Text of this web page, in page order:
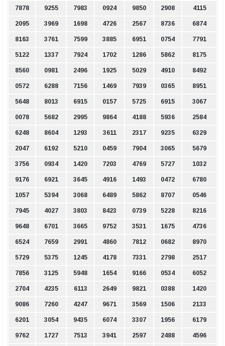
7878 9255 7983 0924 9850 2908 4115
2095 3969 1698 4726 2567 8736 6874
8163 3761 7599 3885 6951 0754 7791
5122 1337 7924 1702 1286 5862 8175
8560 0981 2496 1925 5029 4910 8492
0572 6288 7156 1469 7939 0365 8951
5648 8013 6915 0157 5725 6915 3067
0078 5682 2995 9864 4188 5936 2584
6248 8604 1293 3611 2317 9235 6329
2047 6192 5210 0459 7904 3065 5679
3756 0934 1420 7203 4769 5727 1032
9176 6921 3645 4916 1493 0472 6780
1057 5394 3068 6489 5862 8707 0546
7945 4027 3803 8423 0739 5228 8216
9648 6701 3665 9752 3531 1675 4736
6524 7659 2991 4860 7812 0682 8970
5729 5375 1245 4178 7331 2798 2517
7856 3125 5948 1654 9166 0534 6052
2704 4235 6113 2649 9821 0388 1420
9086 7260 4247 9671 3569 1506 2133
6201 3054 9435 6074 3307 1956 6179
9762 1727 7513 3941 2597 2488 4596